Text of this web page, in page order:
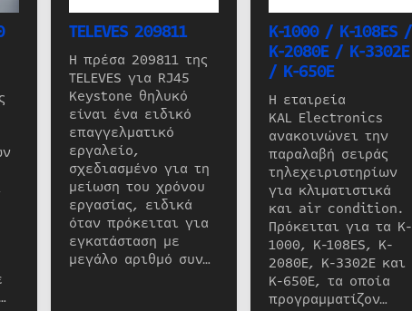
TELEVES 209811
Η πρέσα 209811 της
TELEVES για RJ45
Keystone θηλυκό
είναι ένα ειδικό
επαγγελματικό
εργαλείο,
σχεδιασμένο για τη
μείωση του χρόνου
εργασίας, ειδικά
όταν πρόκειται για
εγκατάσταση με
μεγάλο αριθμό συν…
K-1000 / K-108ES /
K-2080E / K-3302E
/ K-650E
Η εταιρεία
KAL Electronics
ανακοινώνει την
παραλαβή σειράς
τηλεχειριστηρίων
για κλιματιστικά
και air condition.
Πρόκειται για τα K-
1000, K-108ES, K-
2080E, K-3302E και
K-650E, τα οποία
προγραμματίζον…